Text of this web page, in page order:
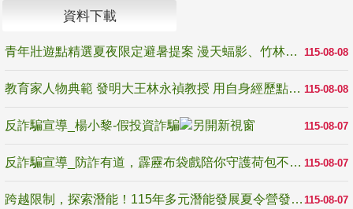
資料下載
115-08-08
青年壯遊點精選夏夜限定避暑提案 漫天蝠影、竹林尋蛙、茶香夜觀 邀青年暮色出發
115-08-08
教育家人物典範 發明大王林永禎教授 用自身經歷點亮學生的路
115-08-07
反詐騙宣導_楊小黎-假投資詐騙
115-08-07
反詐騙宣導_防詐有道，霹靂布袋戲陪你守護荷包不受騙
115-08-07
跨越限制，探索潛能！115年多元潛能發展夏令營發掘生命無限可能